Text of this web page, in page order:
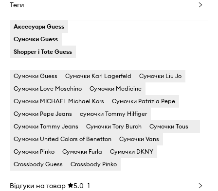
Теги
Аксесуари Guess
Сумочки Guess
Shopper і Tote Guess
Сумочки Guess Сумочки Karl Lagerfeld
Сумочки Liu Jo
Сумочки Love Moschino
Сумочки Medicine
Сумочки MICHAEL Michael Kors
Сумочки Patrizia Pepe
Сумочки Pepe Jeans
сумочки Tommy Hilfiger
Сумочки Tommy Jeans
Сумочки Tory Burch
Сумочки Tous
Сумочки United Colors of Benetton
Сумочки Vans
Сумочки Pinko
Сумочки Furla
Сумочки DKNY
Crossbody Guess
Crossbody Pinko
Відгуки на товар 5.0 1